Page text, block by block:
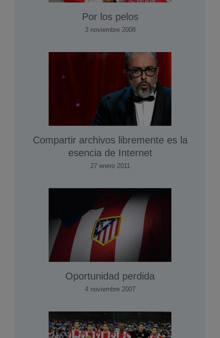
Por los pelos
3 noviembre 2008
Compartir archivos libremente es la
esencia de Internet
27 enero 2011
Oportunidad perdida
4 noviembre 2007